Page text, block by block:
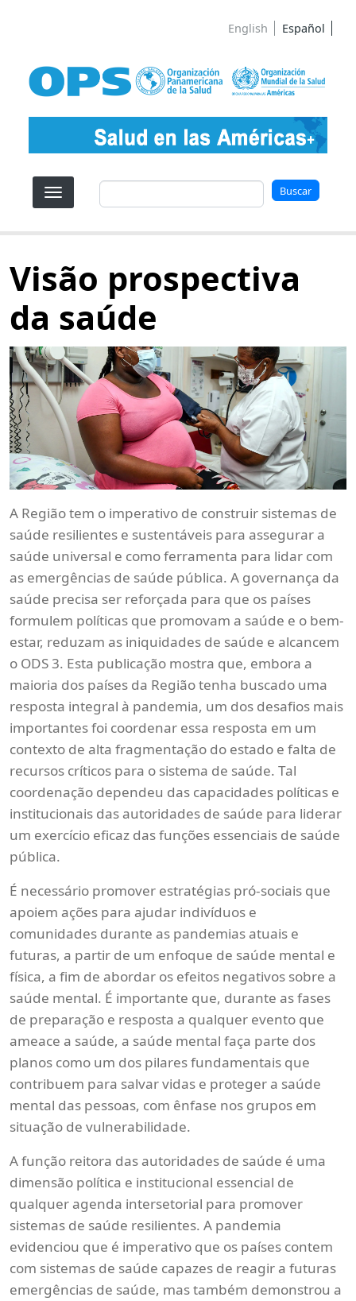
English Español
Buscar Buscar
Visão prospectiva
da saúde
A Região tem o imperativo de construir sistemas de
saúde resilientes e sustentáveis para assegurar a
saúde universal e como ferramenta para lidar com
as emergências de saúde pública. A governança da
saúde precisa ser reforçada para que os países
formulem políticas que promovam a saúde e o bem-
estar, reduzam as iniquidades de saúde e alcancem
o ODS 3. Esta publicação mostra que, embora a
maioria dos países da Região tenha buscado uma
resposta integral à pandemia, um dos desafios mais
importantes foi coordenar essa resposta em um
contexto de alta fragmentação do estado e falta de
recursos críticos para o sistema de saúde. Tal
coordenação dependeu das capacidades políticas e
institucionais das autoridades de saúde para liderar
um exercício eficaz das funções essenciais de saúde
pública.
É necessário promover estratégias pró-sociais que
apoiem ações para ajudar indivíduos e
comunidades durante as pandemias atuais e
futuras, a partir de um enfoque de saúde mental e
física, a fim de abordar os efeitos negativos sobre a
saúde mental. É importante que, durante as fases
de preparação e resposta a qualquer evento que
ameace a saúde, a saúde mental faça parte dos
planos como um dos pilares fundamentais que
contribuem para salvar vidas e proteger a saúde
mental das pessoas, com ênfase nos grupos em
situação de vulnerabilidade.
A função reitora das autoridades de saúde é uma
dimensão política e institucional essencial de
qualquer agenda intersetorial para promover
sistemas de saúde resilientes. A pandemia
evidenciou que é imperativo que os países contem
com sistemas de saúde capazes de reagir a futuras
emergências de saúde, mas também demonstrou a